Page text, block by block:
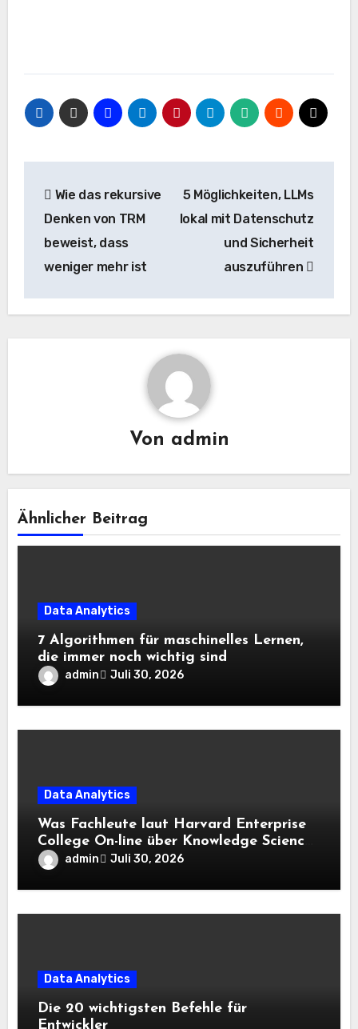
Navigation
Wie das rekursive
Denken von TRM
beweist, dass
weniger mehr ist
5 Möglichkeiten, LLMs
lokal mit Datenschutz
und Sicherheit
auszuführen
Von admin
Ähnlicher Beitrag
Data Analytics
7 Algorithmen für maschinelles Lernen,
die immer noch wichtig sind
admin Juli 30, 2026
Data Analytics
Was Fachleute laut Harvard Enterprise
College On-line über Knowledge Science
und KI wissen sollten
admin Juli 30, 2026
Data Analytics
Die 20 wichtigsten Befehle für
Entwickler